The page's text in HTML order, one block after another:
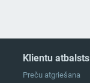
Klientu atbalsts
Preču atgriešana